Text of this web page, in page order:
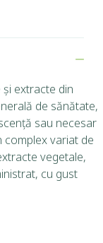
extracte din
de sănătate,
sau necesar
complex variat de
vegetale,
cu gust